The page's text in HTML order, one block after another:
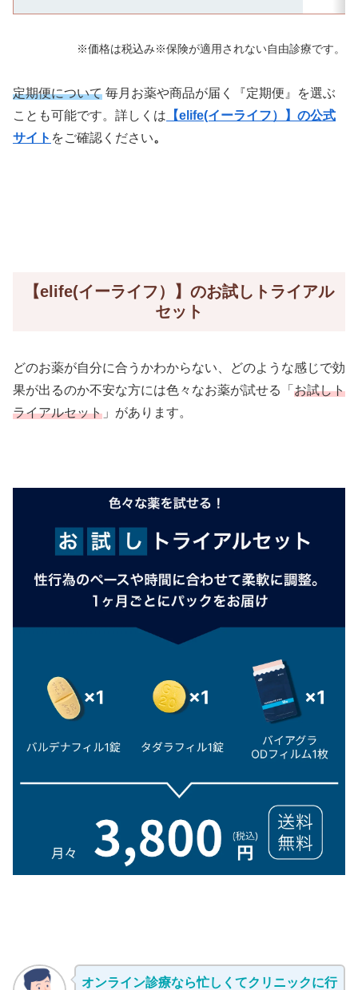
※価格は税込み※保険が適用されない自由診療です。
定期便について 毎月お薬や商品が届く『定期便』を選ぶ
ことも可能です。詳しくは 【elife(イーライフ）】の公式
サイト をご確認ください。
【elife(イーライフ）】のお試しトライアル
セット
どのお薬が自分に合うかわからない、どのような感じで効
果が出るのか不安な方には色々なお薬が試せる「 お試しト
ライアルセット 」があります。
オンライン診療なら忙しくてクリニックに行